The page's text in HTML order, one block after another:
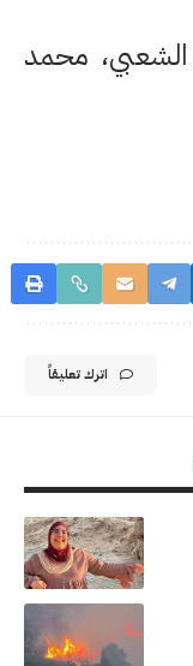
الشعبي، محمد
اترك تعليقاً